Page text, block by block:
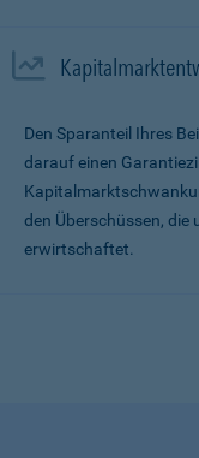
Den Sparanteil Ihres
darauf einen
den Überschüssen,
erwirtschaftet.